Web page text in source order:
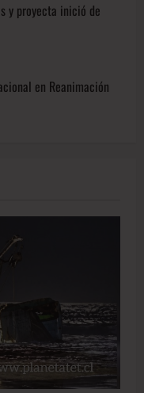
y proyecta inició de
en Reanimación